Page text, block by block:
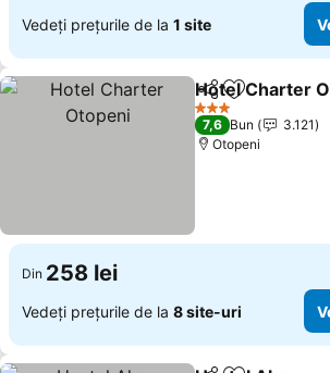
Vedeți prețurile de la 1 site
DistribuițiAdăugaţi la
Hotel Charter
3 Stele
7,6 Bun
3.121
Otopeni
Din 258 lei
Vedeți prețurile de la 8 site-uri